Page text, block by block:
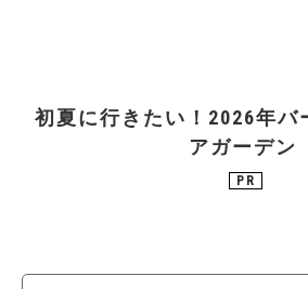
初夏に行きたい！2026年バ
アガーデン
PR